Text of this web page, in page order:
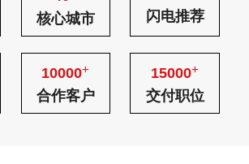
核心城市 闪电推荐
10000+
合作客户
15000+
交付职位